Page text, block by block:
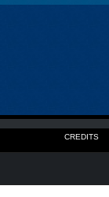
CREDITS